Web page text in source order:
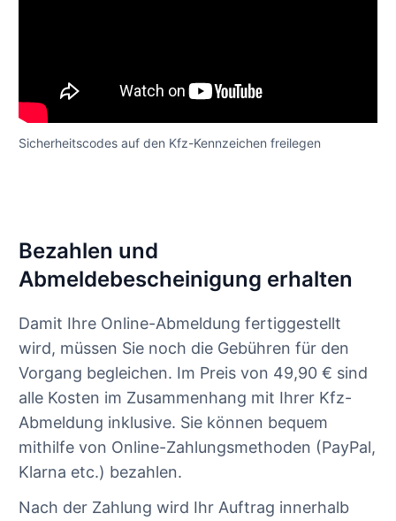
Sicherheitscodes auf den Kfz-Kennzeichen freilegen
Bezahlen und
Abmeldebescheinigung erhalten
Damit Ihre Online-Abmeldung fertiggestellt
wird, müssen Sie noch die Gebühren für den
Vorgang begleichen. Im Preis von 49,90 € sind
alle Kosten im Zusammenhang mit Ihrer Kfz-
Abmeldung inklusive. Sie können bequem
mithilfe von Online-Zahlungsmethoden (PayPal,
Klarna etc.) bezahlen.
Nach der Zahlung wird Ihr Auftrag innerhalb